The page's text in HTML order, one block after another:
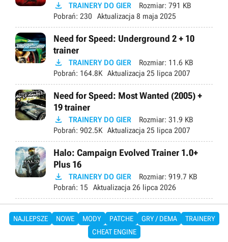
 TRAINERY DO GIER Rozmiar: 791 KB
Pobrań: 230 Aktualizacja 8 maja 2025
Need for Speed: Underground 2 + 10
trainer
 TRAINERY DO GIER Rozmiar: 11.6 KB
Pobrań: 164.8K Aktualizacja 25 lipca 2007
Need for Speed: Most Wanted (2005) +
19 trainer
 TRAINERY DO GIER Rozmiar: 31.9 KB
Pobrań: 902.5K Aktualizacja 25 lipca 2007
Halo: Campaign Evolved Trainer 1.0+
Plus 16
 TRAINERY DO GIER Rozmiar: 919.7 KB
Pobrań: 15 Aktualizacja 26 lipca 2026
NAJLEPSZE NOWE MODY PATCHE GRY / DEMA
TRAINERY
CHEAT ENGINE